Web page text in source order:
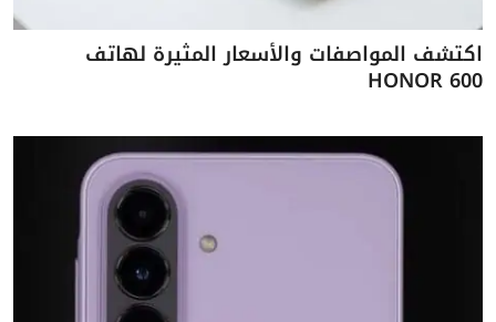
اكتشف المواصفات والأسعار المثيرة لهاتف
HONOR 600